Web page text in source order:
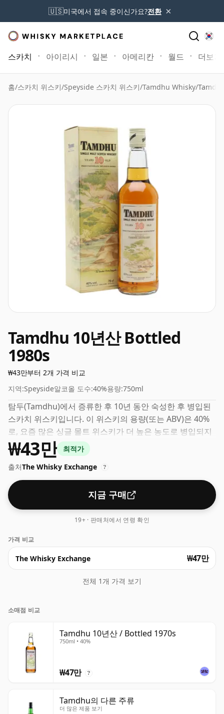
🇺🇸미국에서 접속 중이신가요?전환 ×
스카치 아이리시 일본 아메리칸 월드 더보기
홈/스카치 위스키/Speyside 스카치 위스키/Tamdhu Whisky/
Tamdhu 10년산 Bottled
1980s
₩43만부터 2개 가격 비교
지역:Speyside알코올 도수:40%용량:750ml
탐두(Tamdhu)에서 증류한 후 10년 동안 숙성한 후 병입된
스카치 위스키입니다. 이 위스키의 용량(또는 ABV)은 40%
로, 요즘 많은 싱글 몰트 위스키가 더 높은 농도로 병입되지
만 이는 블렌디드 스카치 위스키에서 일반적입니다. 병 크기
는 75cl입니다.
₩43만
최적가
출처The Whisky Exchange ?
지금 구매
19+ · 판매처에서 연령 확인
가격 비교
The Whisky Exchange ₩47만
전체 1개 가격 보기
소매점 비교
Tamdhu 10년산 / Bottled 1970s
750ml • 40%
₩47만 ?
Tamdhu의 다른 주류
더 많은 제품 보기